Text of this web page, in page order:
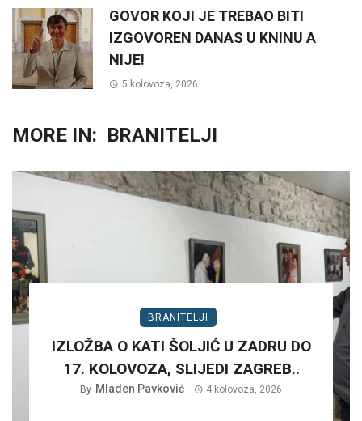
GOVOR KOJI JE TREBAO BITI
IZGOVOREN DANAS U KNINU A
NIJE!
5 kolovoza, 2026
MORE IN: BRANITELJI
BRANITELJI
IZLOŽBA O KATI ŠOLJIĆ U ZADRU DO
17. KOLOVOZA, SLIJEDI ZAGREB..
By Mladen Pavković 4 kolovoza, 2026